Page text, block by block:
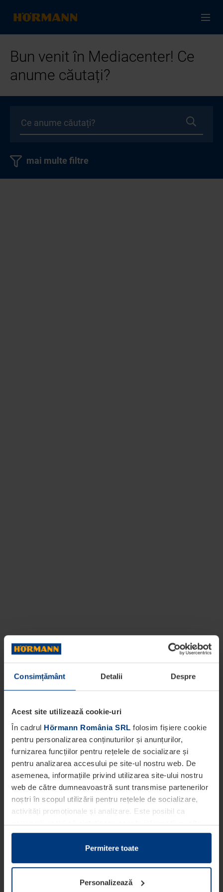
Consimțământ Detalii Despre
Acest site utilizează cookie-uri
În cadrul Hörmann România SRL folosim fișiere cookie
pentru personalizarea conținuturilor și anunțurilor,
furnizarea funcțiilor pentru rețelele de socializare și
pentru analizarea accesului pe site-ul nostru web. De
asemenea, informațiile privind utilizarea site-ului nostru
web de către dumneavoastră sunt transmise partenerilor
noștri în scopul utilizării pentru rețelele de socializare,
activități promoționale și analizare. Este posibil ca
partenerii noștri să sintetizeze aceste informații cu alte
date pe care dumneavoastră le-ați pus la dispoziția
acestora ori care au fost colectate în cadrul utilizării
Din punct de vedere legal, putem stoca fișiere cookie pe
dispozitivul dumneavoastră în cazul în care acestea sunt
Permitere toate
Personalizează
Bun venit în Mediacenter! Ce
anume căutați?
mai multe filtre